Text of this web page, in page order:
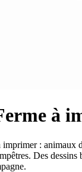
à
: animaux
Des